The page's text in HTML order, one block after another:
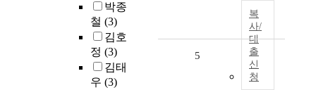
박종
철 (3)
김호
정 (3)
김태
우 (3)
복
사/
대
출
신
청
5